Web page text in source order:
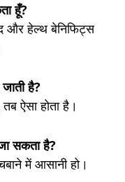
हूँ?
और हेल्थ बेनिफिट्स
है?
ऐसा होता है।
सकता है?
में आसानी हो।